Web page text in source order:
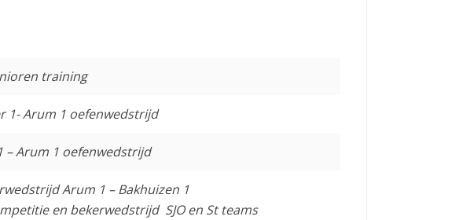
training
1- Arum 1 oefenwedstrijd
1 – Arum 1 oefenwedstrijd
Arum 1 – Bakhuizen 1
en bekerwedstrijd SJO en St teams